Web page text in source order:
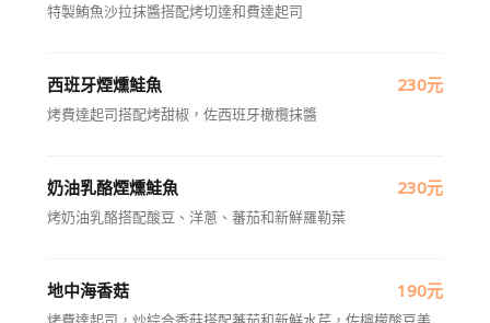
特製鮪魚沙拉抹醬搭配烤切達和費達起司
西班牙煙燻鮭魚 230元
烤費達起司搭配烤甜椒，佐西班牙橄欖抹醬
奶油乳酪煙燻鮭魚 230元
烤奶油乳酪搭配酸豆、洋蔥、蕃茄和新鮮羅勒葉
地中海香菇 190元